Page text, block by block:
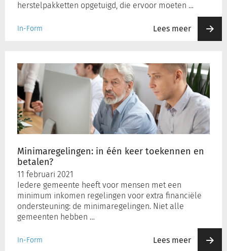
herstelpakketten opgetuigd, die ervoor moeten …
In-Form Lees meer
Minimaregelingen: in één keer toekennen en
betalen?
11 februari 2021
Iedere gemeente heeft voor mensen met een
minimum inkomen regelingen voor extra financiële
ondersteuning: de minimaregelingen. Niet alle
gemeenten hebben …
In-Form Lees meer
keer
toekennen
betalen?